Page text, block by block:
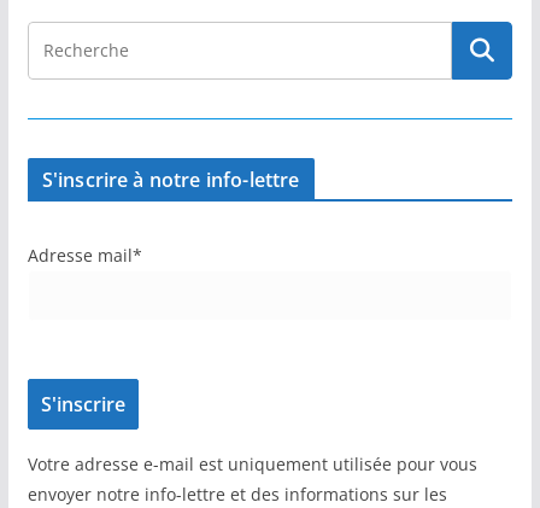
S'inscrire à notre info-lettre
Adresse mail*
Votre adresse e-mail est uniquement utilisée pour vous
envoyer notre info-lettre et des informations sur les